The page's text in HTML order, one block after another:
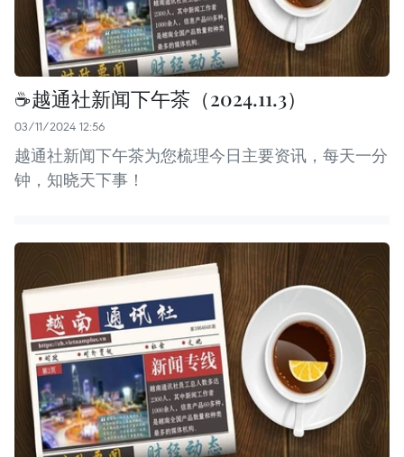
☕️越通社新闻下午茶（2024.11.3）
03/11/2024 12:56
越通社新闻下午茶为您梳理今日主要资讯，每天一分
钟，知晓天下事！